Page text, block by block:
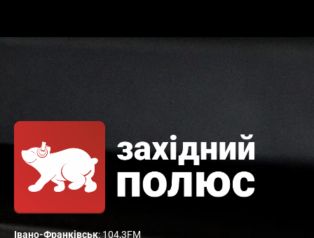
Івано-Франківськ: 104,3FM